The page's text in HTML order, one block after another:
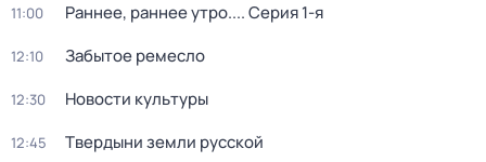
11:00 Раннее, раннее утро.... Серия 1-я
12:10 Забытое ремесло
12:30 Новости культуры
12:45 Твердыни земли русской